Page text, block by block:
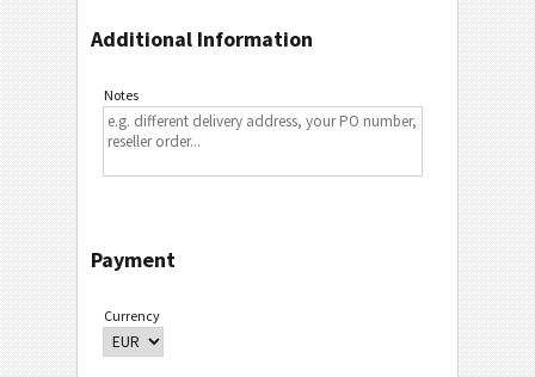
Additional Information
Notes
Payment
Currency